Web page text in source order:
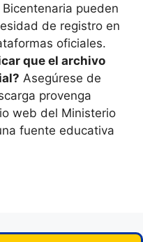
pueden
de registro en
oficiales.
que el archivo
Asegúrese de
provenga
web del Ministerio
fuente educativa